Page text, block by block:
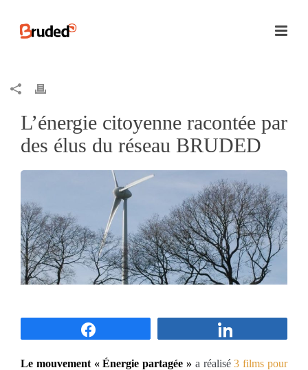
L’énergie citoyenne racontée par
des élus du réseau BRUDED
Le mouvement « Énergie partagée » a réalisé3 films pour